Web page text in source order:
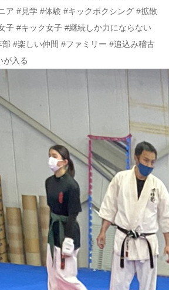
ア #見学 #体験 #キックボクシング #拡散
子 #キック女子 #継続しか力にならない
#楽しい仲間 #ファミリー #追込み稽古
が入る